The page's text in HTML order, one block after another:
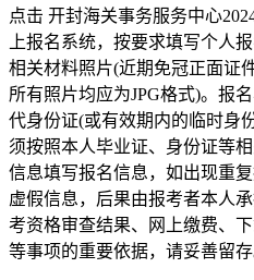
点击 开封海关事务服务中心
上报名系统，按要求填写个人
相关材料照片(近期免冠正面证
所有照片均应为JPG格式)。报
代身份证(或有效期内的临时身
须按照本人毕业证、身份证等
信息填写报名信息，如出现重
虚假信息，后果由报考者本人
考资格审查结果、网上缴费、
等事项的重要依据，请妥善留存